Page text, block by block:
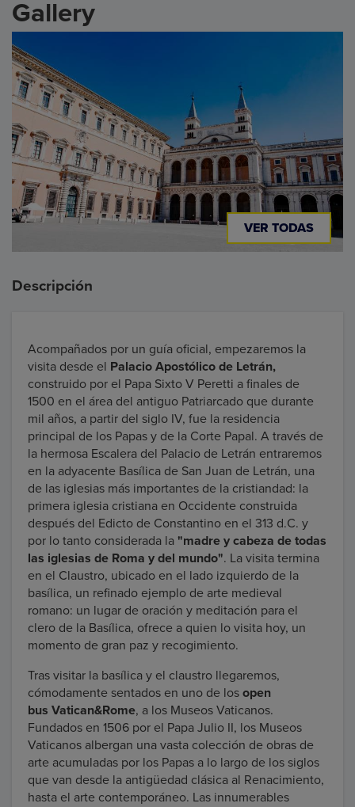
Gallery
VER TODAS
Descripción
Acompañados por un guía oficial, empezaremos la
visita desde el Palacio Apostólico de Letrán,
construido por el Papa Sixto V Peretti a finales de
1500 en el área del antiguo Patriarcado que durante
mil años, a partir del siglo IV, fue la residencia
principal de los Papas y de la Corte Papal. A través de
la hermosa Escalera del Palacio de Letrán entraremos
en la adyacente Basílica de San Juan de Letrán, una
de las iglesias más importantes de la cristiandad: la
primera iglesia cristiana en Occidente construida
después del Edicto de Constantino en el 313 d.C. y
por lo tanto considerada la "madre y cabeza de todas
las iglesias de Roma y del mundo". La visita termina
en el Claustro, ubicado en el lado izquierdo de la
basílica, un refinado ejemplo de arte medieval
romano: un lugar de oración y meditación para el
clero de la Basílica, ofrece a quien lo visita hoy, un
momento de gran paz y recogimiento.
Tras visitar la basílica y el claustro llegaremos,
cómodamente sentados en uno de los open
bus Vatican&Rome, a los Museos Vaticanos.
Fundados en 1506 por el Papa Julio II, los Museos
Vaticanos albergan una vasta colección de obras de
arte acumuladas por los Papas a lo largo de los siglos
que van desde la antigüedad clásica al Renacimiento,
hasta el arte contemporáneo. Las innumerables